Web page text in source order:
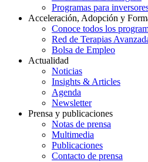
Programas para
Acceleración, Adopción y
Conoce todos los
Red de Terapias
Bolsa de Empleo
Actualidad
Noticias
Insights & Articles
Agenda
Newsletter
Prensa y publicaciones
Notas de prensa
Multimedia
Publicaciones
Contacto de prensa